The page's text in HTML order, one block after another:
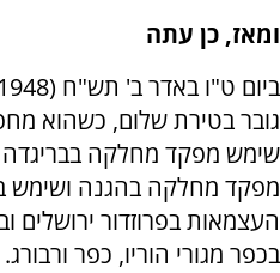
ומאז, כן עתה
גובר בטירת שלום, כשהוא
שימש מפקד מחלקה בבריגדה
מפקד מחלקה בהגנה ושימש
העצמאות בפרוזדור ירושלים
בכפר מגורי הוריו, כפר ורבורג.